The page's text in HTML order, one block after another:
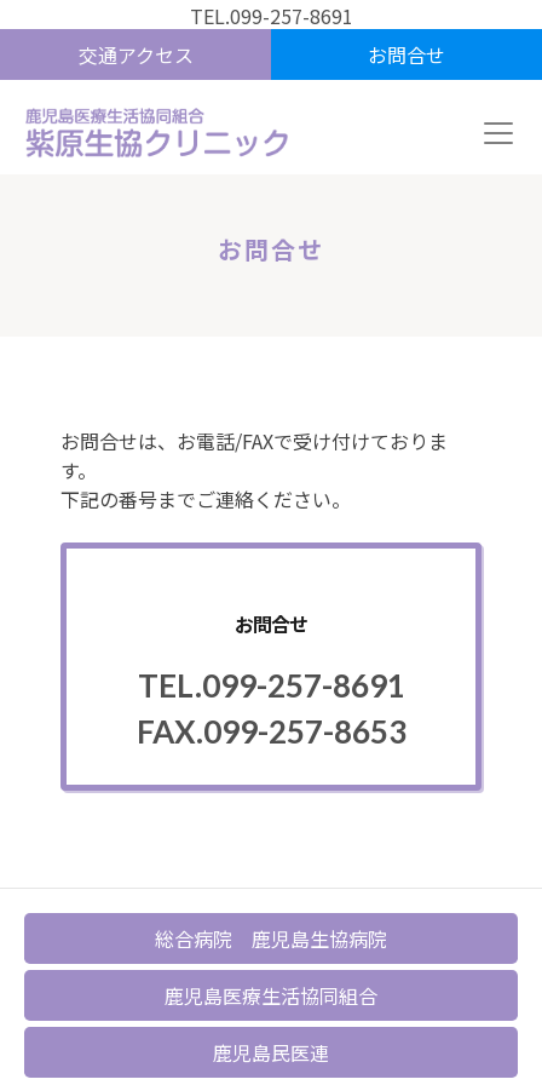
TEL.099-257-8691
交通アクセス
お問合せ
お問合せ
お問合せは、お電話/FAXで受け付けておりま
す。
下記の番号までご連絡ください。
お問合せ
TEL.099-257-8691
FAX.099-257-8653
総合病院 鹿児島生協病院
鹿児島医療生活協同組合
鹿児島民医連